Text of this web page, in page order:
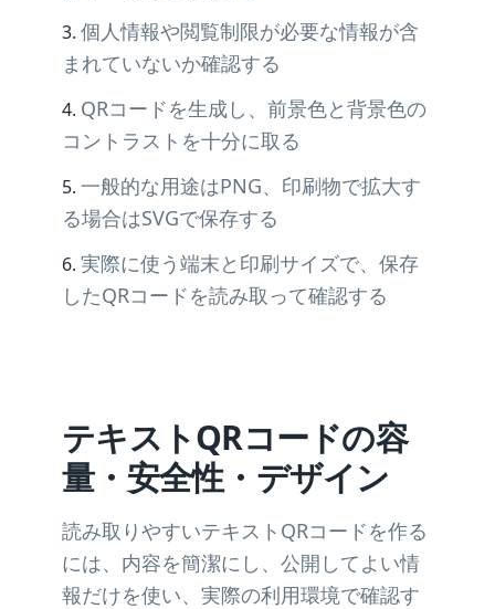
個人情報や閲覧制限が必要な情報が含
まれていないか確認する
QRコードを生成し、前景色と背景色の
コントラストを十分に取る
一般的な用途はPNG、印刷物で拡大す
る場合はSVGで保存する
実際に使う端末と印刷サイズで、保存
したQRコードを読み取って確認する
テキストQRコードの容
量・安全性・デザイン
読み取りやすいテキストQRコードを作る
には、内容を簡潔にし、公開してよい情
報だけを使い、実際の利用環境で確認す